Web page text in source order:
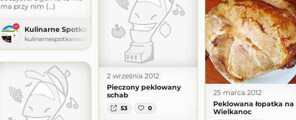
ma przy nim (...)
Kulinarne Spotkania
kulinarnespotkania.blogspot.com
2 września 2012
Pieczony peklowany
schab
53 0
25 marca 2012
Peklowana łopatka na
Wielkanoc